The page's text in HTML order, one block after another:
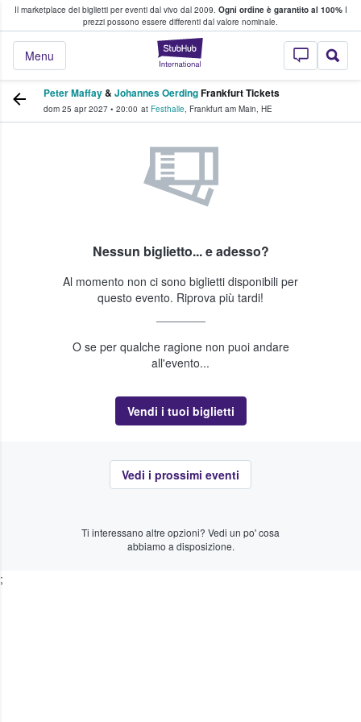
Il marketplace dei biglietti per eventi dal vivo dal 2009. Ogni ordine è garantito al 100%I
prezzi possono essere differenti dal valore nominale.
StubHub - Dove
Menu
fan comprano e vendono biglietti
Peter Maffay& Johannes OerdingFrankfurt Tickets
dom 25 apr 2027 • 20:00 at Festhalle, Frankfurt am Main, HE
Nessun biglietto... e adesso?
Al momento non ci sono biglietti disponibili per
questo evento. Riprova più tardi!
O se per qualche ragione non puoi andare
all'evento...
Vendi i tuoi biglietti
Vedi i prossimi eventi
Ti interessano altre opzioni? Vedi un po' cosa
abbiamo a disposizione.
;